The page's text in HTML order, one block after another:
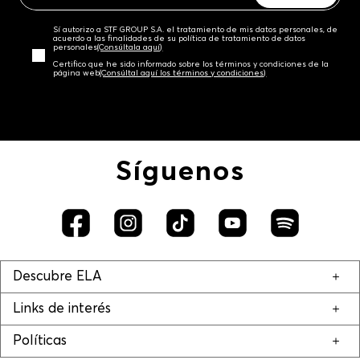
Sí autorizo a STF GROUP S.A. el tratamiento de mis datos personales, de
acuerdo a las finalidades de su política de tratamiento de datos
personales‎(Consúltala aquí)
Certifico que he sido informado sobre los términos y condiciones de la
página web‎(Consúltal aquí los términos y condiciones)
Síguenos
Descubre ELA
Links de interés
Políticas